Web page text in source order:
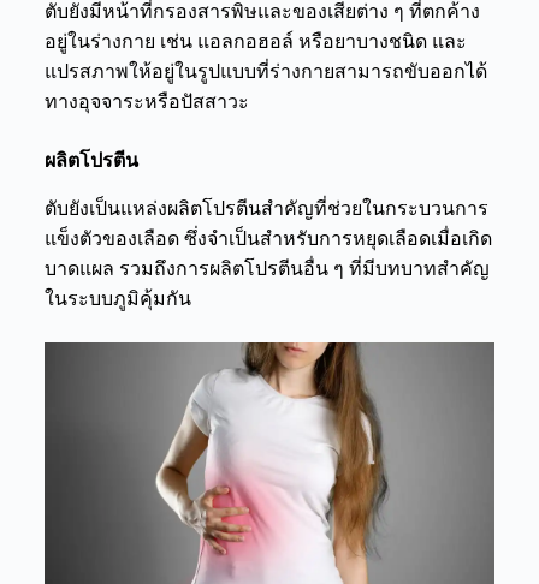
ตับยังมีหน้าที่กรองสารพิษและของเสียต่าง ๆ ที่ตกค้าง
อยู่ในร่างกาย เช่น แอลกอฮอล์ หรือยาบางชนิด และ
แปรสภาพให้อยู่ในรูปแบบที่ร่างกายสามารถขับออกได้
ทางอุจจาระหรือปัสสาวะ
ผลิตโปรตีน
ตับยังเป็นแหล่งผลิตโปรตีนสำคัญที่ช่วยในกระบวนการ
แข็งตัวของเลือด ซึ่งจำเป็นสำหรับการหยุดเลือดเมื่อเกิด
บาดแผล รวมถึงการผลิตโปรตีนอื่น ๆ ที่มีบทบาทสำคัญ
ในระบบภูมิคุ้มกัน